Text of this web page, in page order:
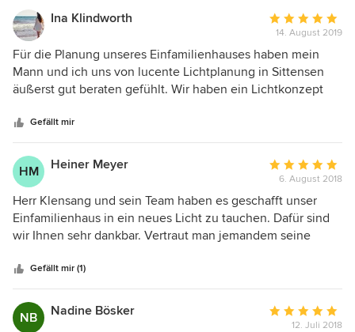
Ina Klindworth
Bewertung:
5
von
5
14. August 2019
Für die Planung unseres Einfamilienhauses haben mein
Mann und ich uns von lucente Lichtplanung in Sittensen
äußerst gut beraten gefühlt. Wir haben ein Lichtkonzept
durch den hauseigenen Monteur anbringen lassen. Jede
dieser Leistungen hat uns sehr gefallen. Wir können das
Unternehmen daher allen Bauherren empfehlen, die Wert
auf gutes Licht legen!
Gefällt mir
HM Heiner Meyer
Bewertung:
5
von
5
6. August 2018
Herr Klensang und sein Team haben es geschafft unser
Einfamilienhaus in ein neues Licht zu tauchen. Dafür sind
wir Ihnen sehr dankbar. Vertraut man jemandem seine
Überzeugt haben uns dann aber die Projekte auf der
Website. Wir sind froh diesen Schritt mit lucente gegangen
zu sein und erfreuen uns jeden Tag auf's neue an der
harmonischen Lichtplanung in unseren vier Wänden. Gern
Gefällt mir (1)
NB Nadine Bösker
Bewertung:
12. Juli 2018